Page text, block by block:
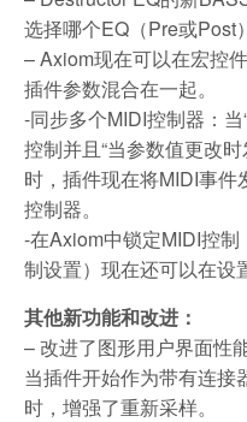
选择哪个EQ（Pre或Post）
– Axiom现在可以在宏控
插件参数混合在一起。
-同步多个MIDI控制器：
控制并且“当参数值更改
时，插件现在将MIDI事
控制器。
-在Axiom中锁定MIDI控
制设置）现在还可以在设
其他新功能和改进：
– 改进了图形用户界面性
当插件开始作为带有连接
时，增强了重新采样。